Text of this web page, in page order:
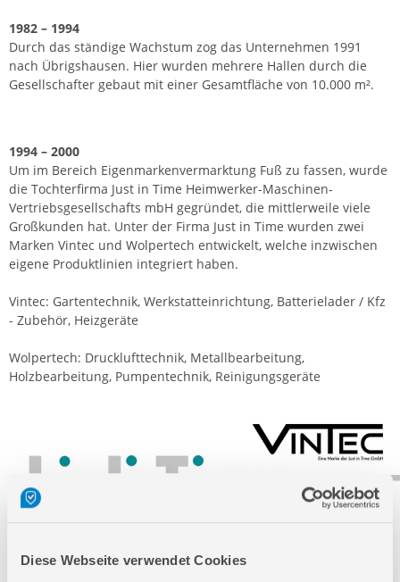
Diese Webseite verwendet Cookies
1982 – 1994
Durch das ständige Wachstum zog das Unternehmen 1991
nach Übrigshausen. Hier wurden mehrere Hallen durch die
Gesellschafter gebaut mit einer Gesamtfläche von 10.000 m².
1994 – 2000
Um im Bereich Eigenmarkenvermarktung Fuß zu fassen, wurde
die Tochterfirma Just in Time Heimwerker-Maschinen-
Vertriebsgesellschafts mbH gegründet, die mittlerweile viele
Großkunden hat. Unter der Firma Just in Time wurden zwei
Marken Vintec und Wolpertech entwickelt, welche inzwischen
eigene Produktlinien integriert haben.
Vintec: Gartentechnik, Werkstatteinrichtung, Batterielader / Kfz
- Zubehör, Heizgeräte
Wolpertech: Drucklufttechnik, Metallbearbeitung,
Holzbearbeitung, Pumpentechnik, Reinigungsgeräte